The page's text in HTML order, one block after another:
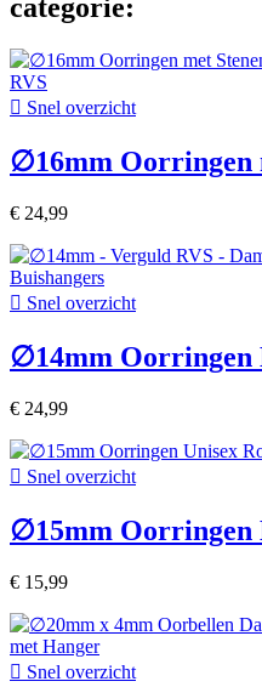
categorie:
 Snel overzicht
∅16mm Oorringen
€ 24,99
 Snel overzicht
∅14mm Oorringen
€ 24,99
 Snel overzicht
∅15mm Oorringen
€ 15,99
 Snel overzicht